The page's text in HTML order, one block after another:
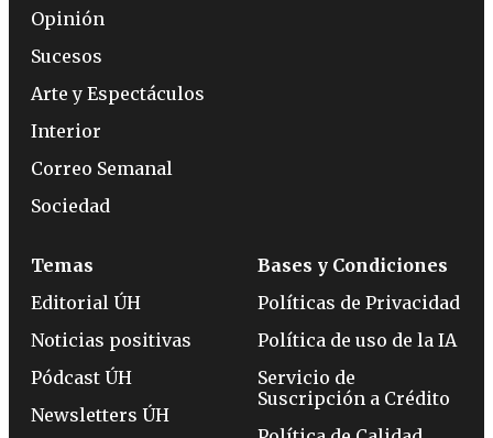
Opinión
Sucesos
Arte y Espectáculos
Interior
Correo Semanal
Sociedad
Temas
Editorial ÚH
Noticias positivas
Pódcast ÚH
Newsletters ÚH
Bases y Condiciones
Políticas de Privacidad
Política de uso de la IA
Servicio de
Suscripción a Crédito